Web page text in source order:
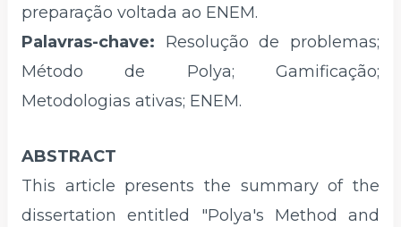
preparação voltada ao ENEM.
Palavras-chave: Resolução de problemas;
Método de Polya; Gamificação;
Metodologias ativas; ENEM.
ABSTRACT
This article presents the summary of the
dissertation entitled "Polya's Method and